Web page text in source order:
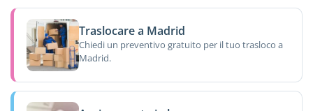
Traslocare a Madrid
Chiedi un preventivo gratuito per il tuo trasloco a
Madrid.